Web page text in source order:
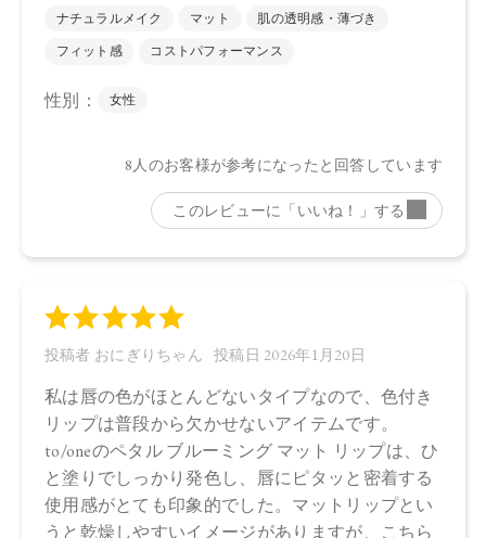
油、イランイラン花油、トコフェロール、シメチコン、オプ
ンチアフィクスインジカ種子油、オリーブ果実油、ホホバ種
ス、センチフォリアバラ花エキス、カミツレ花エキス、（＋/
酸ソルビタン、リンゴ酸ジイソステアリル、酸化チタン、酸
化鉄、水酸化Al、赤201、赤202、硫酸Ba、黄4
トリ（カプリル酸／カプリン酸）グリセリル、シリカ、セル
ロース、ジメチコン、ミリスチン酸デキストリン、ジイソス
セラミドNP、エチルヘキシルグリセリン、ラベンダー油、ベ
ルガモット果皮油、ニオイテンジクアオイ油、アオモジ果実
油、イランイラン花油、トコフェロール、シメチコン、オプ
子油、水、BG、ソメイヨシノ葉エキス、カニナバラ果実エキ
ス、センチフォリアバラ花エキス、カミツレ花エキス、（＋/
－）ジイソステアリン酸グリセリル、セスキイソステアリン
酸ソルビタン、リンゴ酸ジイソステアリル、酸化チタン、酸
化鉄、水酸化Al、赤201、赤202、硫酸Ba、黄4
・04